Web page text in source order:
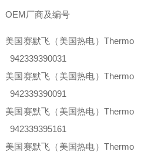
OEM厂商及编号
美国赛默飞（美国热电）Thermo
942339390031
美国赛默飞（美国热电）Thermo
942339390091
美国赛默飞（美国热电）Thermo
942339395161
美国赛默飞（美国热电）Thermo